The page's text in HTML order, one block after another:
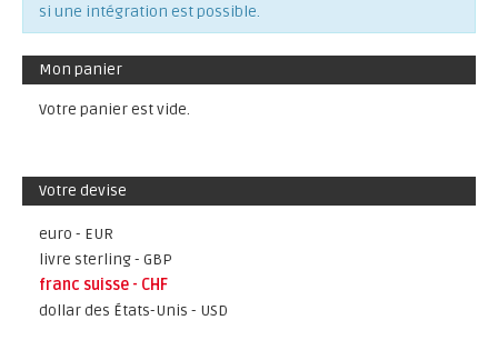
si une intégration est possible.
Mon panier
Votre panier est vide.
Votre devise
euro - EUR
livre sterling - GBP
franc suisse - CHF
dollar des États-Unis - USD